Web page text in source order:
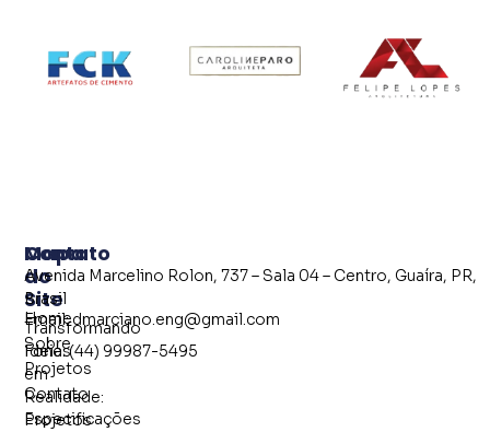
Transformando
Ideias
em
Realidade:
Projetos
Mapa
do
Site
Home
Sobre
Projetos
Contato
Especificações
Contato
Avenida Marcelino Rolon, 737 – Sala 04 – Centro, Guaíra, PR,
Brasil
Email: dmarciano.eng@gmail.com
Fone: (44) 99987-5495